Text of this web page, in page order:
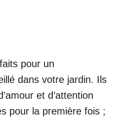
pour un
dans votre jardin. Ils
et d’attention
pour la première fois ;